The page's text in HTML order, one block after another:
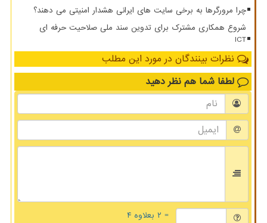
چرا مرورگرها به برخی سایت های ایرانی هشدار امنیتی می دهند؟
شروع همکاری مشترک برای تدوین سند ملی صلاحیت حرفه ای
ICT
نظرات بینندگان در مورد این مطلب
لطفا شما هم نظر دهید
= ۲ بعلاوه ۴